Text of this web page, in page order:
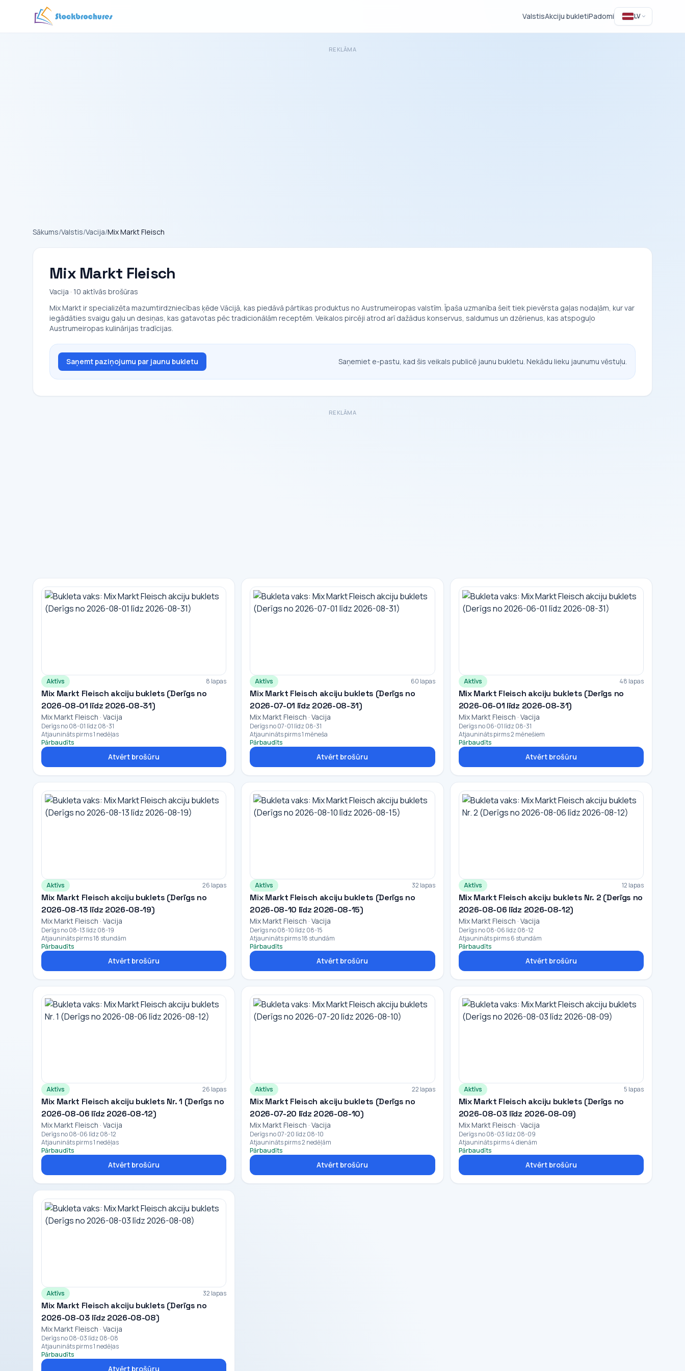
ValstisAkciju bukletiPadomi LV
REKLĀMA
Sākums/Valstis/Vacija/Mix Markt Fleisch
Mix Markt Fleisch
Vacija · 10 aktīvās brošūras
Mix Markt ir specializēta mazumtirdzniecības ķēde Vācijā, kas piedāvā pārtikas produktus no Austrumeiropas valstīm. Īpaša uzmanība šeit tiek pievērsta gaļas nodaļām, kur var
iegādāties svaigu gaļu un desiņas, kas gatavotas pēc tradicionālām receptēm. Veikalos pircēji atrod arī dažādus konservus, saldumus un dzērienus, kas atspoguļo
Austrumeiropas kulinārijas tradīcijas.
Saņemt paziņojumu par jaunu bukletu Saņemiet e-pastu, kad šis veikals publicē jaunu bukletu. Nekādu lieku jaunumu vēstuļu.
REKLĀMA
Aktīvs 8 lapas
Mix Markt Fleisch akciju buklets (Derīgs no
2026-08-01 līdz 2026-08-31)
Mix Markt Fleisch · Vacija
Derīgs no 08-01 līdz 08-31
Atjaunināts pirms 1 nedēļas
Pārbaudīts
Atvērt brošūru
Aktīvs 60 lapas
Mix Markt Fleisch akciju buklets (Derīgs no
2026-07-01 līdz 2026-08-31)
Mix Markt Fleisch · Vacija
Derīgs no 07-01 līdz 08-31
Atjaunināts pirms 1 mēneša
Pārbaudīts
Atvērt brošūru
Aktīvs 48 lapas
Mix Markt Fleisch akciju buklets (Derīgs no
2026-06-01 līdz 2026-08-31)
Mix Markt Fleisch · Vacija
Derīgs no 06-01 līdz 08-31
Atjaunināts pirms 2 mēnešiem
Pārbaudīts
Atvērt brošūru
Aktīvs 26 lapas
Mix Markt Fleisch akciju buklets (Derīgs no
2026-08-13 līdz 2026-08-19)
Mix Markt Fleisch · Vacija
Derīgs no 08-13 līdz 08-19
Atjaunināts pirms 18 stundām
Pārbaudīts
Atvērt brošūru
Aktīvs 32 lapas
Mix Markt Fleisch akciju buklets (Derīgs no
2026-08-10 līdz 2026-08-15)
Mix Markt Fleisch · Vacija
Derīgs no 08-10 līdz 08-15
Atjaunināts pirms 18 stundām
Pārbaudīts
Atvērt brošūru
Aktīvs 12 lapas
Mix Markt Fleisch akciju buklets Nr. 2 (Derīgs no
2026-08-06 līdz 2026-08-12)
Mix Markt Fleisch · Vacija
Derīgs no 08-06 līdz 08-12
Atjaunināts pirms 6 stundām
Pārbaudīts
Atvērt brošūru
Aktīvs 26 lapas
Mix Markt Fleisch akciju buklets Nr. 1 (Derīgs no
2026-08-06 līdz 2026-08-12)
Mix Markt Fleisch · Vacija
Derīgs no 08-06 līdz 08-12
Atjaunināts pirms 1 nedēļas
Pārbaudīts
Atvērt brošūru
Aktīvs 22 lapas
Mix Markt Fleisch akciju buklets (Derīgs no
2026-07-20 līdz 2026-08-10)
Mix Markt Fleisch · Vacija
Derīgs no 07-20 līdz 08-10
Atjaunināts pirms 2 nedēļām
Pārbaudīts
Atvērt brošūru
Aktīvs 5 lapas
Mix Markt Fleisch akciju buklets (Derīgs no
2026-08-03 līdz 2026-08-09)
Mix Markt Fleisch · Vacija
Derīgs no 08-03 līdz 08-09
Atjaunināts pirms 4 dienām
Pārbaudīts
Atvērt brošūru
Aktīvs 32 lapas
Mix Markt Fleisch akciju buklets (Derīgs no
2026-08-03 līdz 2026-08-08)
Mix Markt Fleisch · Vacija
Derīgs no 08-03 līdz 08-08
Atjaunināts pirms 1 nedēļas
Pārbaudīts
Atvērt brošūru